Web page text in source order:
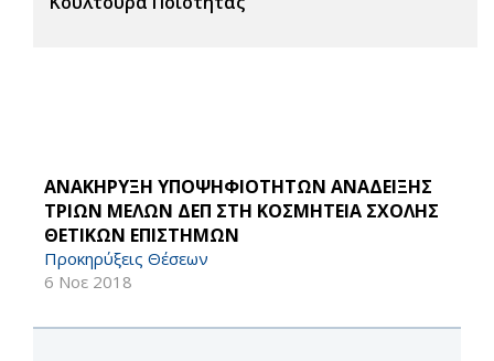
AΝΑΚΗΡΥΞΗ ΥΠΟΨΗΦΙΟΤΗΤΩΝ ΑΝΑΔΕΙΞΗΣ
ΤΡΙΩΝ ΜΕΛΩΝ ΔΕΠ ΣΤΗ ΚΟΣΜΗΤΕΙΑ ΣΧΟΛΗΣ
ΘΕΤΙΚΩΝ ΕΠΙΣΤΗΜΩΝ
Προκηρύξεις Θέσεων
6 Νοε 2018